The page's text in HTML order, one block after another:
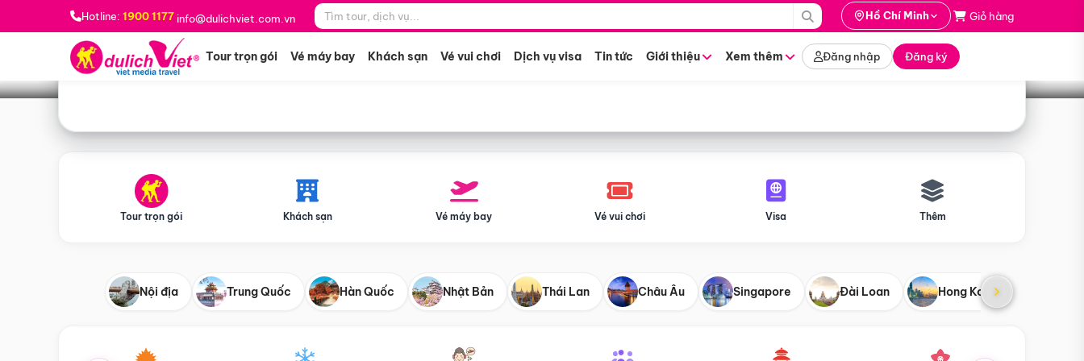
Hotline: 1900 1177 info@dulichviet.com.vn Hồ Chí Minh Giỏ hàng
Tour trọn gói Vé máy bay Khách sạn Vé vui chơi Dịch vụ visa Tin tức Giới thiệu Xem thêm Đăng nhập Đăng ký
Bạn muốn đi đâu? *
Tìm tour
Tour trọn gói Khách sạn Vé máy bay Vé vui chơi Visa Thêm
Nội địa Trung Quốc Hàn Quốc Nhật Bản Thái Lan Châu Âu Singapore Đài Loan Hong Kong